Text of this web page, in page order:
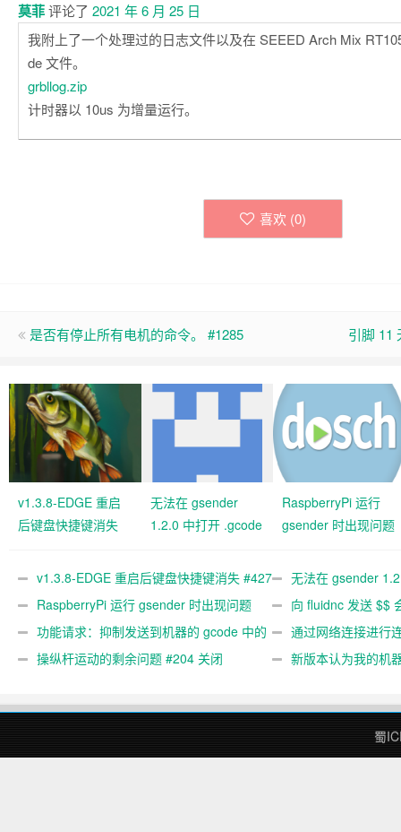
莫菲评论了 2021 年 6 月 25 日
我附上了一个处理过的日志文件以及在 SEEED Arch Mix
de 文件。
grbllog.zip
计时器以 10us 为增量运行。
喜欢 (0)
是否有停止所有电机的命令。 #1285 引脚 11
v1.3.8-EDGE 重启
后键盘快捷键消失
无法在 gsender
1.2.0 中打开 .gcode
RaspberryPi 运行
gsender 时出现问题
v1.3.8-EDGE 重启后键盘快捷键消失 #427
关闭
无法在 gsender
#367
RaspberryPi 运行 gsender 时出现问题
#89
向 fluidnc 发送 $$
#473
功能请求：抑制发送到机器的 gcode 中的
gcode 注释。 #444 关闭
通过网络连接进行
操纵杆运动的剩余问题 #204 关闭
新版本认为我的机
蜀